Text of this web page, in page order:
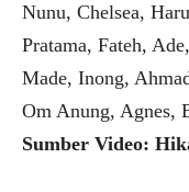
Nunu, Chelsea,
Pratama, Fateh,
Made, Inong,
Om Anung, Agnes,
Sumber Video: